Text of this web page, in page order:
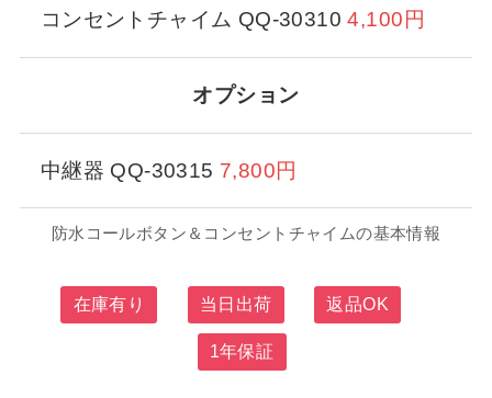
コンセントチャイム QQ-303104,100円
オプション
中継器 QQ-30315 7,800円
防水コールボタン＆コンセントチャイムの基本情報
在庫有り 当日出荷 返品OK
1年保証